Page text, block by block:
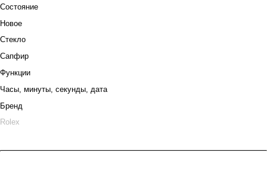
Состояние
Новое
Стекло
Сапфир
Функции
Часы, минуты, секунды, дата
Бренд
Rolex